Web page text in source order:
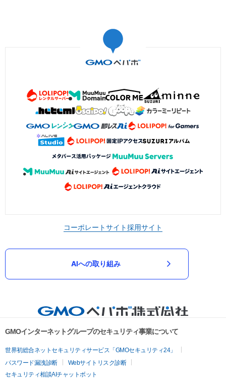
コーポレートサイト採用サイト
AIへの取り組み
GMOインターネットグループのセキュリティ事業について
世界初総合ネットセキュリティサービス「GMOセキュリティ24」
パスワード漏洩診断
Webサイトリスク診断
セキュリティ相談AIチャットボット